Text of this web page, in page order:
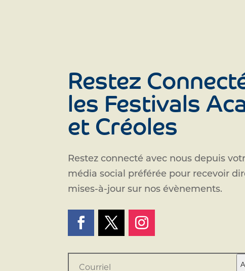
Restez
les Festivals
et Créoles
Restez connecté avec nous depuis
média social préférée pour recevoir
mises-à-jour sur nos évènements.